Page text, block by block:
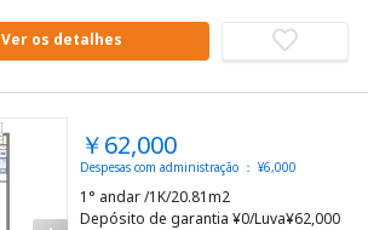
Ver os detalhes
￥62,000
Despesas com administração ： ¥6,000
1° andar /1K/20.81m2
Depósito de garantia ¥0/Luva¥62,000